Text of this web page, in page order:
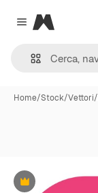
Close menu
Magnific
Home/Stock/Vettori/
Premium